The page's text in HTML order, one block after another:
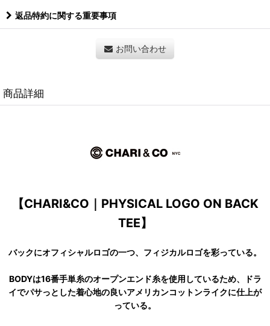
返品特約に関する重要事項
お問い合わせ
商品詳細
【CHARI&CO｜PHYSICAL LOGO ON BACK
TEE】
バックにオフィシャルロゴの一つ、フィジカルロゴを彩っている。
BODYは16番手単糸のオープンエンド糸を使用しているため、ドラ
イでパサっとした着心地の良いアメリカンコットンライクに仕上が
っている。